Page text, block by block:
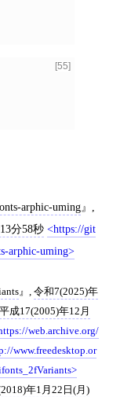
[55]
arphic-uming
,
分58秒
https://git
arphic-uming
, 令和7(2025)年
平成17(2005)年12月
web.archive.org/
www.freedesktop.or
年1月22日(月)